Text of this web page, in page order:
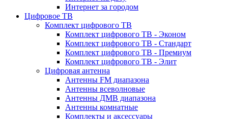
Интернет за городом
Цифровое ТВ
Комплект цифрового ТВ
Комплект цифрового ТВ - Эконом
Комплект цифрового ТВ - Стандарт
Комплект цифрового ТВ - Премиум
Комплект цифрового ТВ - Элит
Цифровая антенна
Антенны FM диапазона
Антенны всеволновые
Антенны ДМВ диапазона
Антенны комнатные
Комплекты и аксессуары